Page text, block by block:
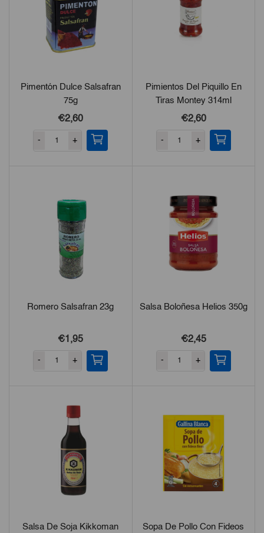
Pimentón Dulce Salsafran
75g
€2,60
- +
Pimientos Del Piquillo En
Tiras Montey 314ml
€2,60
- +
Romero Salsafran 23g
€1,95
- +
Salsa Boloñesa Helios 350g
€2,45
- +
Salsa De Soja Kikkoman
Sopa De Pollo Con Fideos